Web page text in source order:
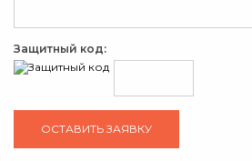
Защитный код: